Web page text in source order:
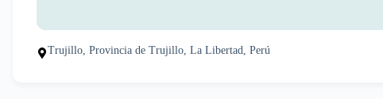
Trujillo, Provincia de Trujillo, La Libertad, Perú